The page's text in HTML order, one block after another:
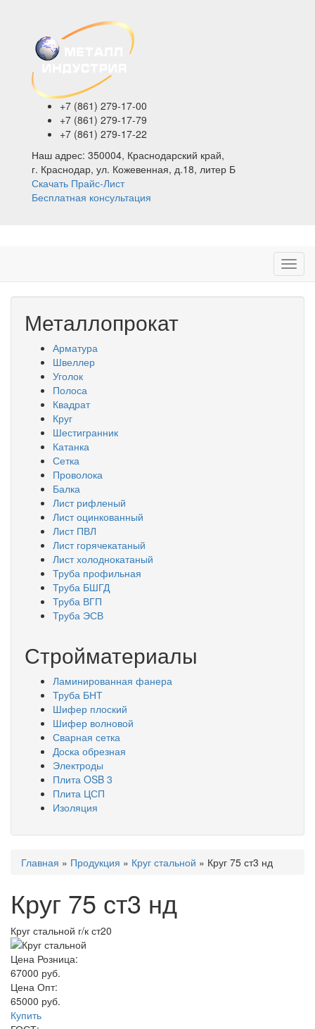
+7 (861) 279-17-00
+7 (861) 279-17-79
+7 (861) 279-17-22
Наш адрес: 350004, Краснодарский край,
г. Краснодар, ул. Кожевенная, д.18, литер Б
Скачать Прайс-Лист
Бесплатная консультация
Металлопрокат
Арматура
Швеллер
Уголок
Полоса
Квадрат
Круг
Шестигранник
Катанка
Сетка
Проволока
Балка
Лист рифленый
Лист оцинкованный
Лист ПВЛ
Лист горячекатаный
Лист холоднокатаный
Труба профильная
Труба БШГД
Труба ВГП
Труба ЭСВ
Стройматериалы
Ламинированная фанера
Труба БНТ
Шифер плоский
Шифер волновой
Сварная сетка
Доска обрезная
Электроды
Плита OSB 3
Плита ЦСП
Изоляция
Вы
Главная » Продукция » Круг стальной » Круг 75 ст3 нд
Круг 75 ст3 нд
Круг стальной г/к ст20
Цена Розница:
67000 руб.
Цена Опт:
65000 руб.
Купить